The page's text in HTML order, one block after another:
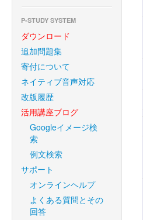
P-STUDY SYSTEM
ダウンロード
追加問題集
寄付について
ネイティブ音声対応
改版履歴
活用講座ブログ
Googleイメージ検
索
例文検索
サポート
オンラインヘルプ
よくある質問とその
回答